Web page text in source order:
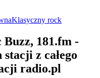
Klasyczny rock
Buzz, 181.fm -
z całego
radio.pl